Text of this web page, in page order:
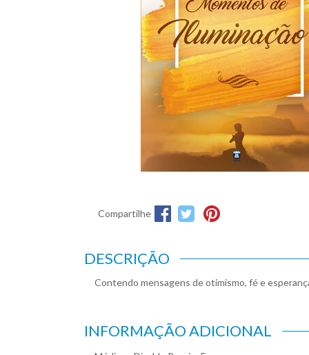
Compartilhe
DESCRIÇÃO
Contendo mensagens de otimismo, fé e
INFORMAÇÃO ADICIONAL